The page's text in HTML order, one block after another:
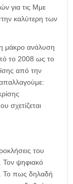
για τις Μμε
καλύτερη των
μάκρο ανάλυση
το 2008 ως το
από την
σχετίζεται
του
Τον ψηφιακό
Το πως δηλαδή